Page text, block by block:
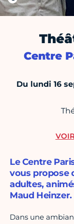
Centre
Du lundi 16
Le Centre
vous propose
adultes,
Maud Heinzer.
Dans une